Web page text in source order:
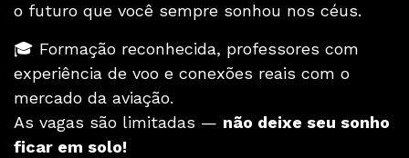
o futuro que você sempre sonhou nos céus.
🎓 Formação reconhecida, professores com
experiência de voo e conexões reais com o
mercado da aviação.
As vagas são limitadas — não deixe seu sonho
ficar em solo!